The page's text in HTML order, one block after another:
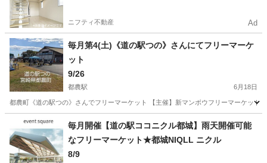
ニフティ不動産 Ad
毎月第4(土)《道の駅つの》さんにてフリーマーケ
ット
9/26
都農駅 6月18日
都農町《道の駅つの》さんでフリーマーケット 【主催】新マンボウフリーマー
宮崎 児湯郡 都農駅 フリーマーケット 会場
毎月開催【道の駅ココニクル都城】雨天開催可能
なフリーマーケット★都城NIQLL ニクル
8/9